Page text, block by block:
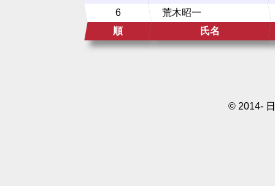
6
荒木昭一
順
氏名
© 2014-